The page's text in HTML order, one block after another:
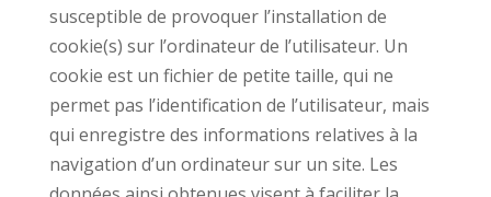
susceptible de provoquer l’installation de
cookie(s) sur l’ordinateur de l’utilisateur. Un
cookie est un fichier de petite taille, qui ne
permet pas l’identification de l’utilisateur, mais
qui enregistre des informations relatives à la
navigation d’un ordinateur sur un site. Les